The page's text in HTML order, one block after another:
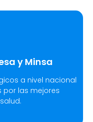
y Minsa​
a nivel nacional
por las mejores